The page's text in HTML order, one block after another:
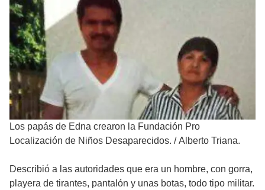
Los papás de Edna crearon la Fundación Pro
Localización de Niños Desaparecidos. /Alberto Triana.
Describió a las autoridades que era un hombre, con gorra,
playera de tirantes, pantalón y unas botas, todo tipo militar.